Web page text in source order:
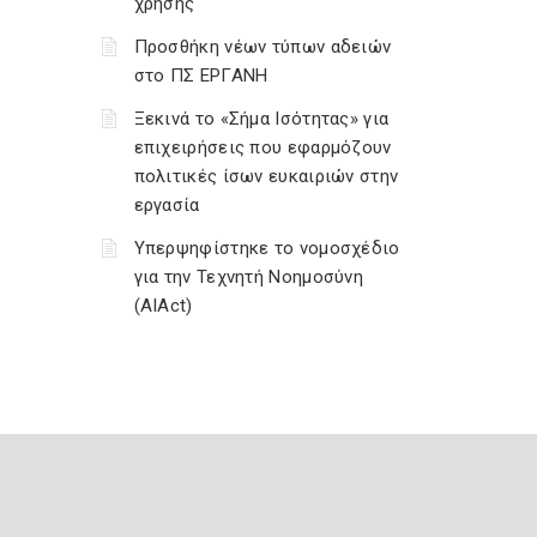
Προσθήκη νέων τύπων αδειών
στο ΠΣ ΕΡΓΑΝΗ
Ξεκινά το «Σήμα Ισότητας» για
επιχειρήσεις που εφαρμόζουν
πολιτικές ίσων ευκαιριών στην
εργασία
Υπερψηφίστηκε το νομοσχέδιο
για την Τεχνητή Νοημοσύνη
(AIAct)